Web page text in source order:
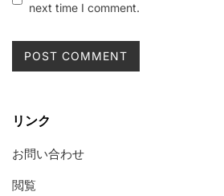
next time I comment.
リンク
お問い合わせ
閲覧